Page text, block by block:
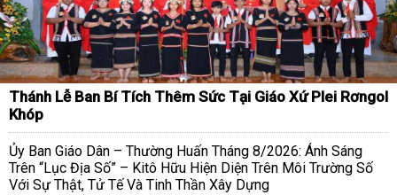
Thánh Lễ Ban Bí Tích Thêm Sức Tại Giáo Xứ Plei Rơngol
Khóp
Ủy Ban Giáo Dân – Thường Huấn Tháng 8/2026: Ánh Sáng
Trên “Lục Địa Số” – Kitô Hữu Hiện Diện Trên Môi Trường Số
Với Sự Thật, Tử Tế Và Tinh Thần Xây Dựng